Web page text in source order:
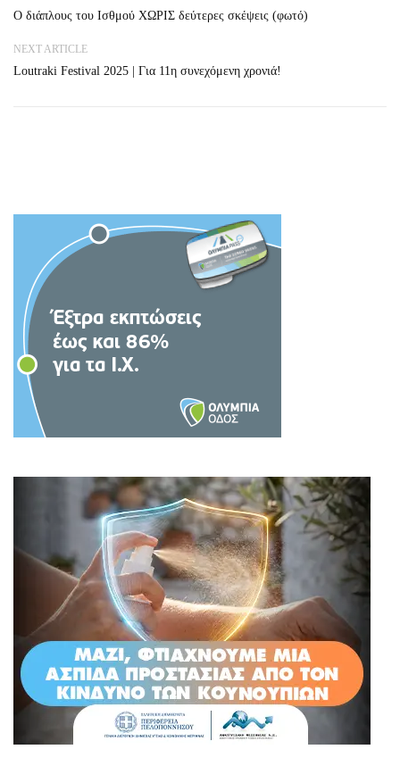
Ο διάπλους του Ισθμού ΧΩΡΙΣ δεύτερες σκέψεις (φωτό)
NEXT ARTICLE
Loutraki Festival 2025 | Για 11η συνεχόμενη χρονιά!